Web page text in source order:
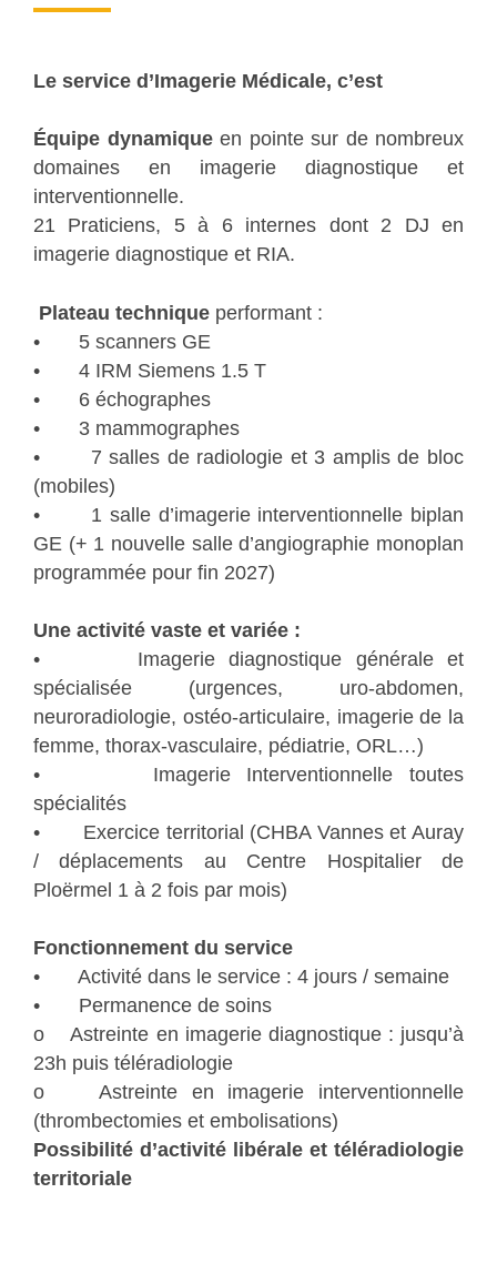
Le service d’Imagerie Médicale, c’est
Équipe dynamiqueen pointe sur de nombreux
domaines en imagerie diagnostique et
interventionnelle.
21 Praticiens, 5 à 6 internes dont 2 DJ en
imagerie diagnostique et RIA.
Plateau technique performant :
• 5 scanners GE
• 4 IRM Siemens 1.5 T
• 6 échographes
• 3 mammographes
• 7 salles de radiologie et 3 amplis de bloc
(mobiles)
• 1 salle d’imagerie interventionnelle biplan
GE (+ 1 nouvelle salle d’angiographie monoplan
programmée pour fin 2027)
Une activité vaste et variée :
• Imagerie diagnostique générale et
spécialisée (urgences, uro-abdomen,
neuroradiologie, ostéo-articulaire, imagerie de la
femme, thorax-vasculaire, pédiatrie, ORL…)
• Imagerie Interventionnelle toutes
spécialités
• Exercice territorial (CHBA Vannes et Auray
/ déplacements au Centre Hospitalier de
Ploërmel 1 à 2 fois par mois)
Fonctionnement du service
• Activité dans le service : 4 jours / semaine
• Permanence de soins
o Astreinte en imagerie diagnostique : jusqu’à
23h puis téléradiologie
o Astreinte en imagerie interventionnelle
(thrombectomies et embolisations)
Possibilité d’activité libérale et téléradiologie
territoriale